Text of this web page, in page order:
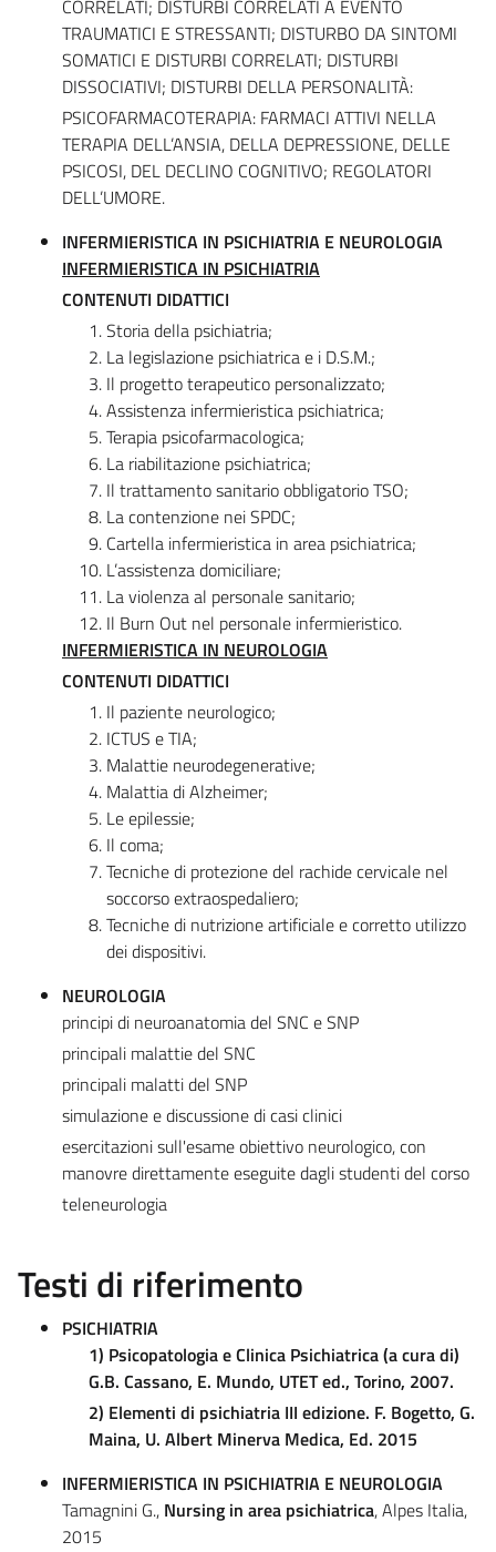
CORRELATI; DISTURBI CORRELATI A EVENTO
TRAUMATICI E STRESSANTI; DISTURBO DA SINTOMI
SOMATICI E DISTURBI CORRELATI; DISTURBI
DISSOCIATIVI; DISTURBI DELLA PERSONALITÀ:
PSICOFARMACOTERAPIA: FARMACI ATTIVI NELLA
TERAPIA DELL’ANSIA, DELLA DEPRESSIONE, DELLE
PSICOSI, DEL DECLINO COGNITIVO; REGOLATORI
DELL’UMORE.
INFERMIERISTICA IN PSICHIATRIA E NEUROLOGIA
INFERMIERISTICA IN PSICHIATRIA
CONTENUTI DIDATTICI
Storia della psichiatria;
La legislazione psichiatrica e i D.S.M.;
Il progetto terapeutico personalizzato;
Assistenza infermieristica psichiatrica;
Terapia psicofarmacologica;
La riabilitazione psichiatrica;
Il trattamento sanitario obbligatorio TSO;
La contenzione nei SPDC;
Cartella infermieristica in area psichiatrica;
L’assistenza domiciliare;
La violenza al personale sanitario;
Il Burn Out nel personale infermieristico.
INFERMIERISTICA IN NEUROLOGIA
CONTENUTI DIDATTICI
Il paziente neurologico;
ICTUS e TIA;
Malattie neurodegenerative;
Malattia di Alzheimer;
Le epilessie;
Il coma;
Tecniche di protezione del rachide cervicale nel
soccorso extraospedaliero;
Tecniche di nutrizione artificiale e corretto utilizzo
dei dispositivi.
NEUROLOGIA
principi di neuroanatomia del SNC e SNP
principali malattie del SNC
principali malatti del SNP
simulazione e discussione di casi clinici
esercitazioni sull'esame obiettivo neurologico, con
manovre direttamente eseguite dagli studenti del corso
teleneurologia
Testi di riferimento
PSICHIATRIA
1) Psicopatologia e Clinica Psichiatrica (a cura di)
G.B. Cassano, E. Mundo, UTET ed., Torino, 2007.
2) Elementi di psichiatria III edizione. F. Bogetto, G.
Maina, U. Albert Minerva Medica, Ed. 2015
INFERMIERISTICA IN PSICHIATRIA E NEUROLOGIA
Tamagnini G., Nursing in area psichiatrica, Alpes Italia,
2015